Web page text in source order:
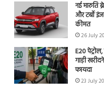
नई मारुति
और टर्बो
कीमत
26 July
E20
गाड़ी
फायदा
23 July